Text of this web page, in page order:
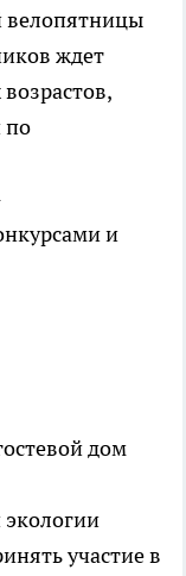
велопятницы
ждет
по
и
дом
участие в